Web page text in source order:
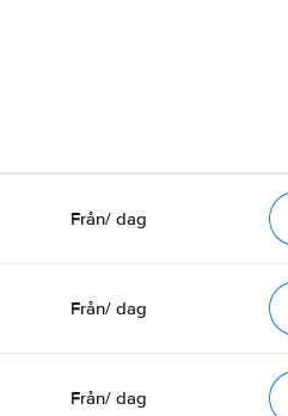
Från/ dag
Från/ dag
Från/ dag